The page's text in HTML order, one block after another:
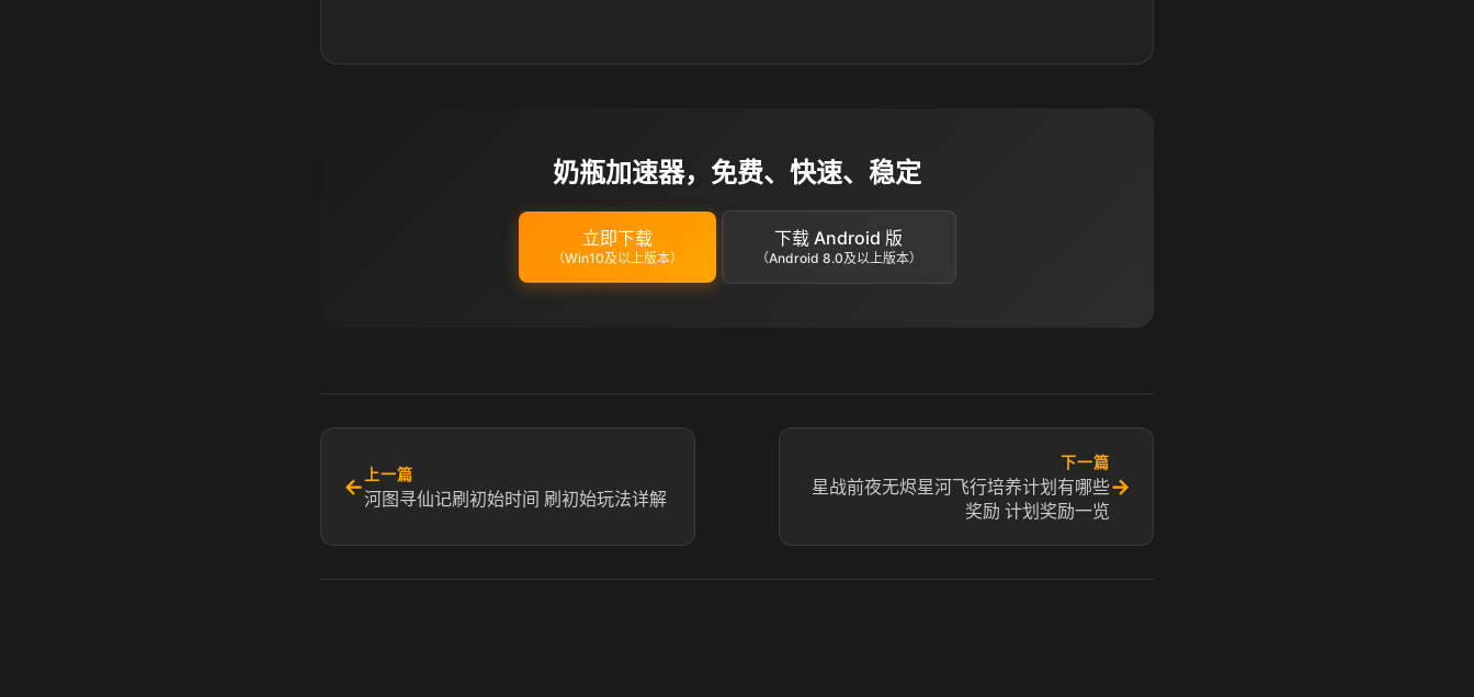
奶瓶加速器，免费、快速、稳定
立即下载
（Win10及以上版本）
下载 Android 版
（Android 8.0及以上版本）
← 上一篇
河图寻仙记刷初始时间 刷初始玩法详解
下一篇
星战前夜无烬星河飞行培养计划有哪些
奖励 计划奖励一览
→